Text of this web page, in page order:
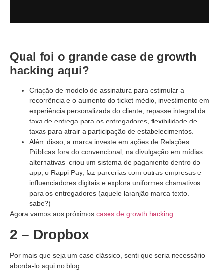
Qual foi o grande case de growth
hacking aqui?
Criação de modelo de assinatura para estimular a
recorrência e o aumento do ticket médio, investimento em
experiência personalizada do cliente, repasse integral da
taxa de entrega para os entregadores, flexibilidade de
taxas para atrair a participação de estabelecimentos.
Além disso, a marca investe em ações de Relações
Públicas fora do convencional, na divulgação em mídias
alternativas, criou um sistema de pagamento dentro do
app, o Rappi Pay, faz parcerias com outras empresas e
influenciadores digitais e explora uniformes chamativos
para os entregadores (aquele laranjão marca texto,
sabe?)
Agora vamos aos próximos cases de growth hacking…
2 – Dropbox
Por mais que seja um case clássico, senti que seria necessário
aborda-lo aqui no blog.